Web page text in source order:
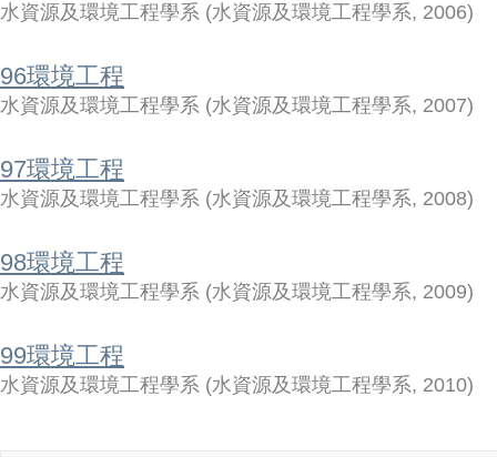
水資源及環境工程學系 (水資源及環境工程學系, 2006)
96環境工程
水資源及環境工程學系 (水資源及環境工程學系, 2007)
97環境工程
水資源及環境工程學系 (水資源及環境工程學系, 2008)
98環境工程
水資源及環境工程學系 (水資源及環境工程學系, 2009)
99環境工程
水資源及環境工程學系 (水資源及環境工程學系, 2010)